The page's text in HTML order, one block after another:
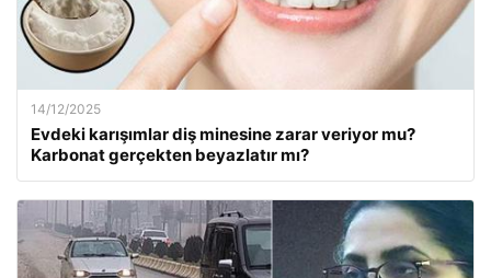
14/12/2025
Evdeki karışımlar diş minesine zarar veriyor mu?
Karbonat gerçekten beyazlatır mı?